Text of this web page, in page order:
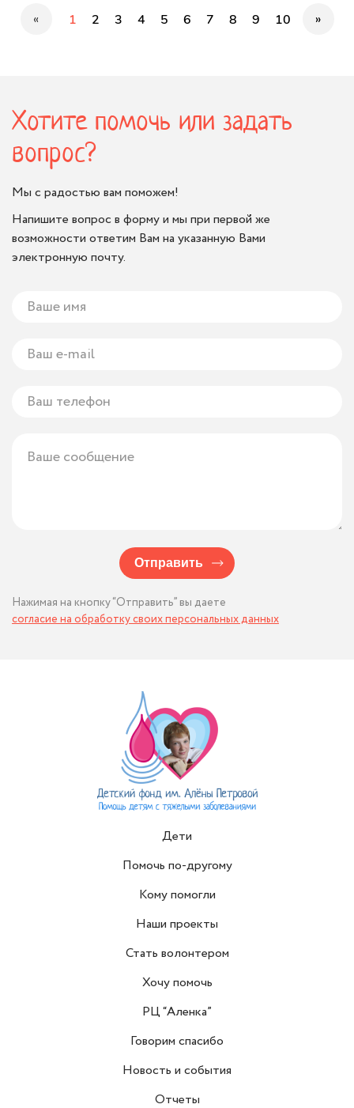
« 1 2 3 4 5 6 7 8 9 10 »
Хотите помочь или задать
вопрос?
Мы с радостью вам поможем!
Напишите вопрос в форму и мы при первой же
возможности ответим Вам на указанную Вами
электронную почту.
Отправить
Нажимая на кнопку “Отправить” вы даете
согласие на обработку своих персональных данных
Дети
Помочь по-другому
Кому помогли
Наши проекты
Стать волонтером
Хочу помочь
РЦ “Аленка”
Говорим спасибо
Новость и события
Отчеты